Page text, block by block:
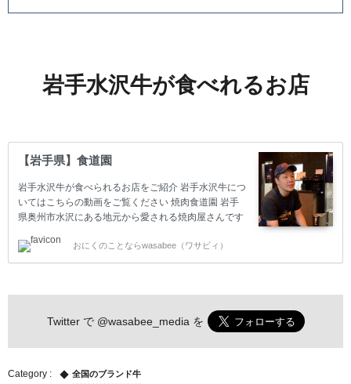
岩手水沢牛が食べれるお店
【岩手県】食道園
岩手水沢牛が食べられるお店をご紹介 岩手水沢牛につ
いてはこちらの動画をご覧ください 焼肉食道園 岩手
県奥州市水沢にある地元から愛される焼肉屋さんです
ります。「旨い焼肉を提供する事に妥協せず、真っ当
な焼肉店を目指す」という店主のこだわりもあり、厳
手水沢牛」も仕入れており、生産者・佐々木譲さんに
赤身が旨いお肉を味わうことができます。その他にも
おにくのことならwasabee（ワサビィ）
Twitter で @wasabee_media を
全国のブランド牛